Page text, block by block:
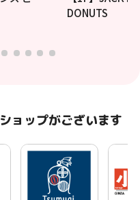
DONUTS
ョップがございます